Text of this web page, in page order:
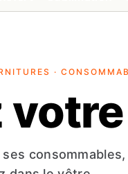
·
votre